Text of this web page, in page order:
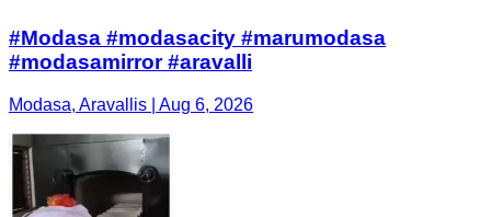
#Modasa #modasacity #marumodasa
#modasamirror #aravalli
Modasa, Aravallis | Aug 6, 2026